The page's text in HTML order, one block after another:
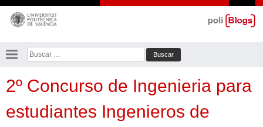
Saltar
contenido
Buscar:
2º Concurso de Ingenieria para
estudiantes Ingenieros de